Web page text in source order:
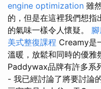
engine optimization 雖
的，但是在這裡我們想指
的氣味一樣令人懷疑。
美式整復課程 Creamy是
溫暖，放鬆和同時的優雅
Paddywax品牌有許多系
- 我已經討論了將要討論